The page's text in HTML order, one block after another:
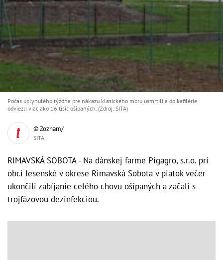
Počas uplynulého týždňa pre nákazu klasického moru usmrtili a do kafilérie
odviezli viac ako 16 tisíc ošípaných. (Zdroj: SITA)
© Zoznam/
SITA
RIMAVSKÁ SOBOTA - Na dánskej farme Pigagro, s.r.o. pri
obci Jesenské v okrese Rimavská Sobota v piatok večer
ukončili zabíjanie celého chovu ošípaných a začali s
trojfázovou dezinfekciou.